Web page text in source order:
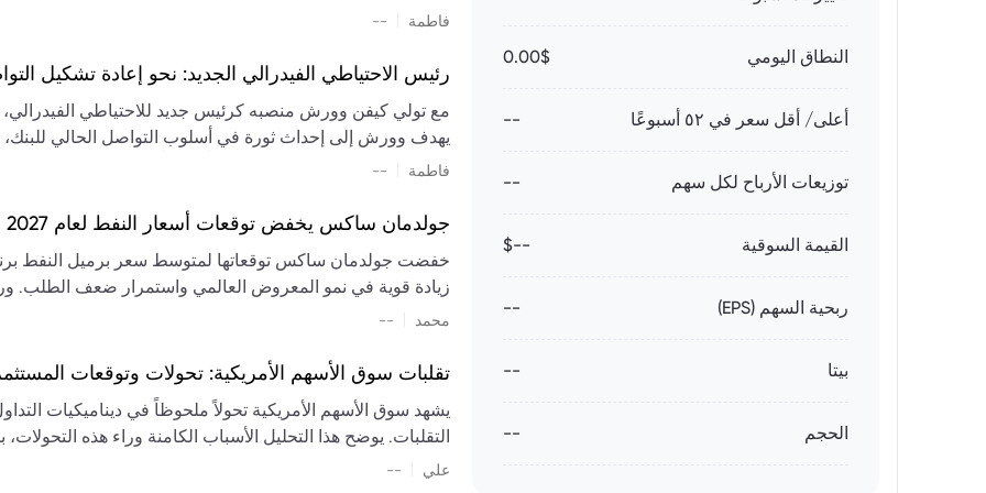
النطاق اليومي 0.00$
أعلى/ أقل سعر في ٥٢ أسبوعًا --
توزيعات الأرباح لكل سهم --
القيمة السوقية --$
ربحية السهم (EPS) --
بيتا --
الحجم --
تشكيل تقييم الصناعة، مع توقعات بارتفاع مستمر في الأسعار
فاطمة --
رئيس الاحتياطي الفيدرالي الجديد: نحو إعادة تشكيل
مع تولي كيفن وورش منصبه كرئيس جديد للاحتياطي الفيدرالي،
يهدف وورش إلى إحداث ثورة في أسلوب التواصل الحالي للبنك،
السياسة ويمنح البنك المركزي دوراً مبالغاً فيه. يسعى إلى
فاطمة --
جولدمان ساكس يخفض توقعات أسعار النفط لعام 2027 وسط تغيرات في العرض والطلب
زيادة قوية في نمو المعروض العالمي واستمرار ضعف الطلب.
العالمية في الربع الثاني
سابقًا. من المتوقع عودة صادرات دول الخليج إلى طبيعتها
عدم اليقين الجيوسياسي يمكن أن يؤدي إلى تقلبات سعرية
استمرار الاضطرابات، وسيناريوهات لانخفاض الأسعار في
إضافي.
محمد --
تقلبات سوق الأسهم الأمريكية: تحولات وتوقعات
يشهد سوق الأسهم الأمريكية تحولاً ملحوظاً في ديناميكيات
التقلبات. يوضح هذا التحليل الأسباب الكامنة وراء هذه
علي --